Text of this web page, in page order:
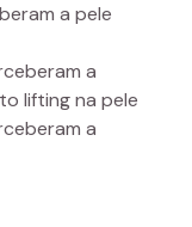
a pele
a
lifting na pele
a